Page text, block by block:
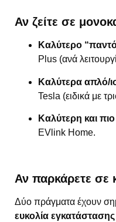
Αν ζείτε σε
Καλύτερο
Plus (ανά
Καλύτερα απλό/
Tesla (ειδικά με
Καλύτερη και
EVlink Home.
Αν παρκάρετε σε
Δύο πράγματα έχουν
ευκολία